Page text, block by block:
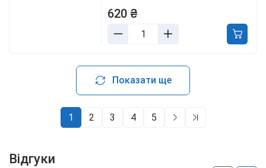
620 ₴
Показати ще
1 2 3 4 5
Відгуки